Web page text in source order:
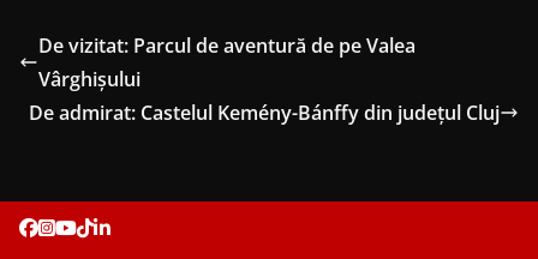
De vizitat: Parcul de aventură de pe Valea
Vârghișului
De admirat: Castelul Kemény-Bánffy din județul Cluj